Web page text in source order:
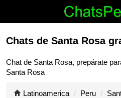
Chats de Santa Rosa
Chat de Santa Rosa, prepárate
Santa Rosa
Latinoamerica Peru